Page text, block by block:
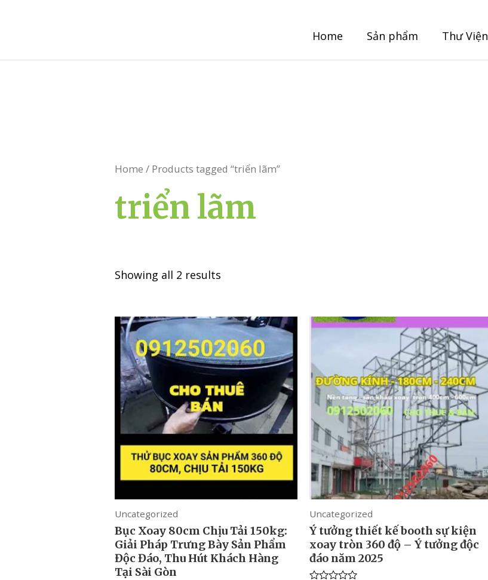
Home Sản phẩm Thư Viện
Home / Products tagged “triển lãm”
triển lãm
Showing all 2 results
Uncategorized
Bục Xoay 80cm Chịu Tải 150kg:
Giải Pháp Trưng Bày Sản Phẩm
Độc Đáo, Thu Hút Khách Hàng
Tại Sài Gòn
Uncategorized
Ý tưởng thiết kế booth sự kiện
xoay tròn 360 độ – Ý tưởng độc
đáo năm 2025